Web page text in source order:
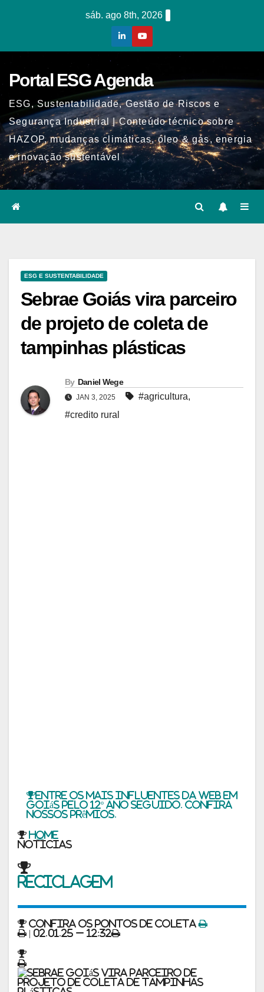
sáb. ago 8th, 2026
Portal ESG Agenda
ESG, Sustentabilidade, Gestão de Riscos e
Segurança Industrial | Conteúdo técnico sobre
HAZOP, mudanças climáticas, óleo & gás, energia
e inovação sustentável
ESG E SUSTENTABILIDADE
Sebrae Goiás vira parceiro
de projeto de coleta de
tampinhas plásticas
By Daniel Wege
JAN 3, 2025 #agricultura,
#credito rural
Entre os mais influentes da web em
Goiás pelo 12º ano seguido. Confira
nossos prêmios.
Home
noticias
Reciclagem
Confira os pontos de coleta
| 02.01.25 – 12:32